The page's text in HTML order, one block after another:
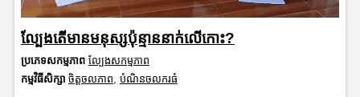
ល្បែងតើមានមនុស្សប៉ុន្មាននាក់លើកោះ?
ប្រភេទសកម្មភាព ល្បែងសកម្មភាព
កម្មវិធីសិក្សា ចិត្តចលភាព, បំណិនចលករធំ